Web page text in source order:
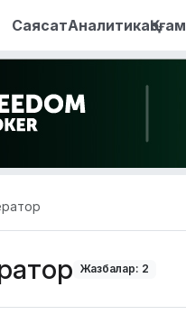
СаясатАналитикаҚоғам
Жазбалар: 2